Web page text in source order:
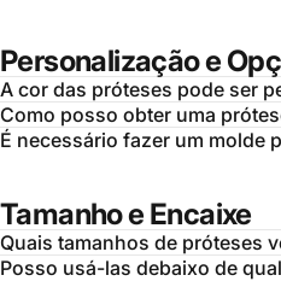
Personalização e
A cor das próteses pode ser
Como posso obter uma
É necessário fazer um molde
Tamanho e Encaixe
Quais tamanhos de próteses
Posso usá-las debaixo de